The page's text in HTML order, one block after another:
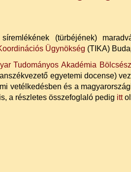
(türbéjének)
Ügynökség (TIKA)
Tudományos Akadémia
egyetemi docense)
vetélkedésben és a
a részletes összefoglaló pedig itt